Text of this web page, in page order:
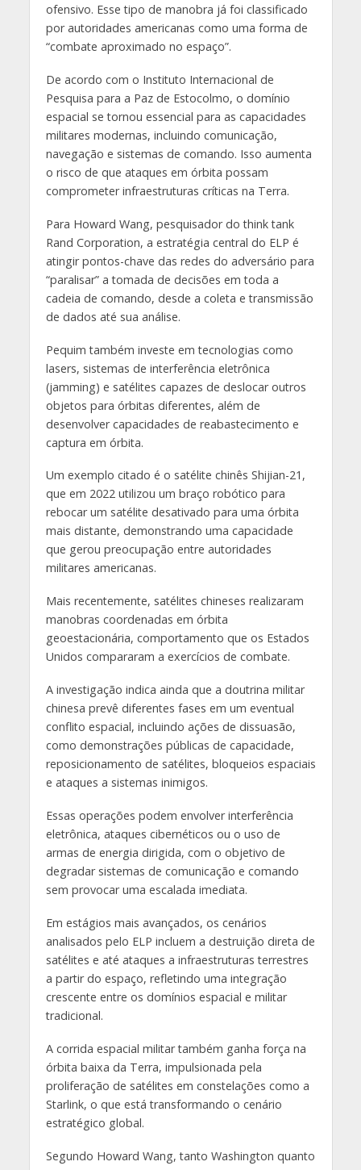
ofensivo. Esse tipo de manobra já foi classificado
por autoridades americanas como uma forma de
“combate aproximado no espaço”.
De acordo com o Instituto Internacional de
Pesquisa para a Paz de Estocolmo, o domínio
espacial se tornou essencial para as capacidades
militares modernas, incluindo comunicação,
navegação e sistemas de comando. Isso aumenta
o risco de que ataques em órbita possam
comprometer infraestruturas críticas na Terra.
Para Howard Wang, pesquisador do think tank
Rand Corporation, a estratégia central do ELP é
atingir pontos-chave das redes do adversário para
“paralisar” a tomada de decisões em toda a
cadeia de comando, desde a coleta e transmissão
de dados até sua análise.
Pequim também investe em tecnologias como
lasers, sistemas de interferência eletrônica
(jamming) e satélites capazes de deslocar outros
objetos para órbitas diferentes, além de
desenvolver capacidades de reabastecimento e
captura em órbita.
Um exemplo citado é o satélite chinês Shijian-21,
que em 2022 utilizou um braço robótico para
rebocar um satélite desativado para uma órbita
mais distante, demonstrando uma capacidade
que gerou preocupação entre autoridades
militares americanas.
Mais recentemente, satélites chineses realizaram
manobras coordenadas em órbita
geoestacionária, comportamento que os Estados
Unidos compararam a exercícios de combate.
A investigação indica ainda que a doutrina militar
chinesa prevê diferentes fases em um eventual
conflito espacial, incluindo ações de dissuasão,
como demonstrações públicas de capacidade,
reposicionamento de satélites, bloqueios espaciais
e ataques a sistemas inimigos.
Essas operações podem envolver interferência
eletrônica, ataques cibernéticos ou o uso de
armas de energia dirigida, com o objetivo de
degradar sistemas de comunicação e comando
sem provocar uma escalada imediata.
Em estágios mais avançados, os cenários
analisados pelo ELP incluem a destruição direta de
satélites e até ataques a infraestruturas terrestres
a partir do espaço, refletindo uma integração
crescente entre os domínios espacial e militar
tradicional.
A corrida espacial militar também ganha força na
órbita baixa da Terra, impulsionada pela
proliferação de satélites em constelações como a
Starlink, o que está transformando o cenário
estratégico global.
Segundo Howard Wang, tanto Washington quanto